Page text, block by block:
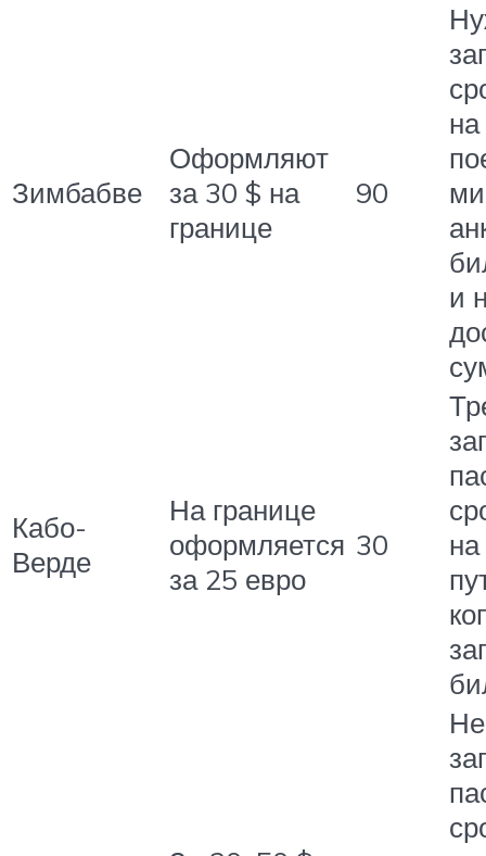
Зимбабве
Оформляют
за 30 $ на
границе
90
и
Кабо-
Верде
На границе
оформляется
за 25 евро
30